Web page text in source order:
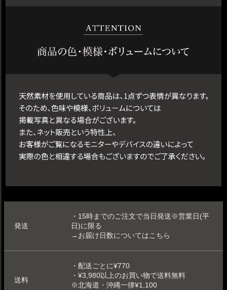
発送
・15時までのご注文で当日発送※営業日(平
日)に限る
→お届け日数についてはこちら
送料
・配送ごとに¥770
・¥3,980以上のお買い物で送料無料
※北海道・沖縄一律¥1,100